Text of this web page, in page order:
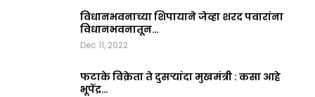
विधानभवनाच्या शिपायाने जेव्हा शरद पवारांना
विधानभवनातून…
Dec 11, 2022
फटाके विक्रेता ते दुसऱ्यांदा मुखमंत्री : कसा आहे
भूपेंद्र…